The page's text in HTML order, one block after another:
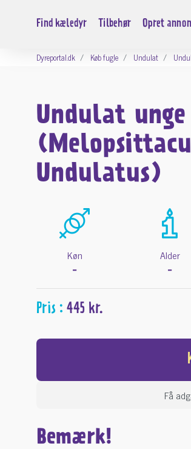
Find kæledyr Tilbehør Opret
Dyreportal.dk Køb fugle Undulat
Undulat unge
Undulatus)
Køn
-
Alder
-
Pris : 445 kr.
Få
Bemærk!